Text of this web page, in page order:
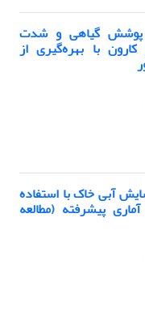
پوشش گیاهی و شدت
با بهره‌گیری از
آبی خاک با استفاده
پیشرفته (مطالعه